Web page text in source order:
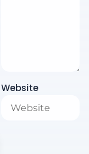
Website